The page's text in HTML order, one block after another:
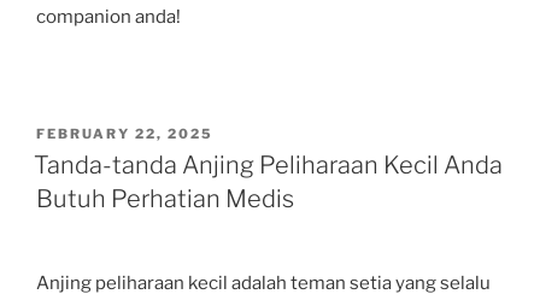
companion anda!
POSTED
ON
FEBRUARY 22, 2025
Tanda-tanda Anjing Peliharaan Kecil Anda
Butuh Perhatian Medis
Anjing peliharaan kecil adalah teman setia yang selalu